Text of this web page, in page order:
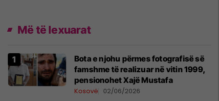
Më të lexuarat
Bota e njohu përmes fotografisë së
famshme të realizuar në vitin 1999,
pensionohet Xajë Mustafa
Kosovë 02/06/2026